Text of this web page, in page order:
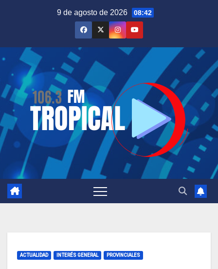
9 de agosto de 2026 08:42
ACTUALIDAD INTERÉS GENERAL PROVINCIALES